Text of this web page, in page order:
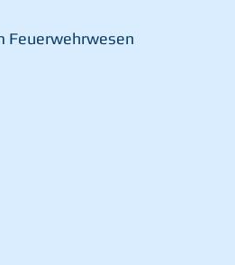
Feuerwehrwesen